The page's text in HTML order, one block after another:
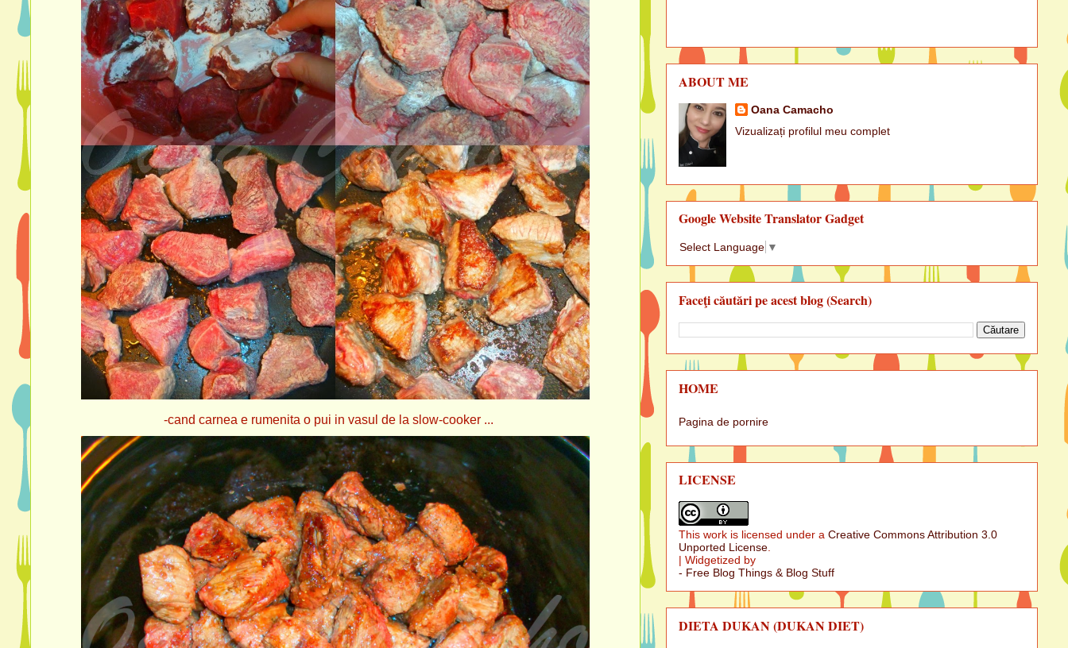
-cand carnea e rumenita o pui in vasul de la slow-cooker ...
ABOUT ME
Oana Camacho
Vizualizați profilul meu complet
Google Website Translator Gadget
Select Language ▼
Faceţi căutări pe acest blog (Search)
HOME
Pagina de pornire
LICENSE
This work is licensed under a Creative Commons Attribution 3.0
Unported License.
| Widgetized by
- Free Blog Things & Blog Stuff
DIETA DUKAN (DUKAN DIET)